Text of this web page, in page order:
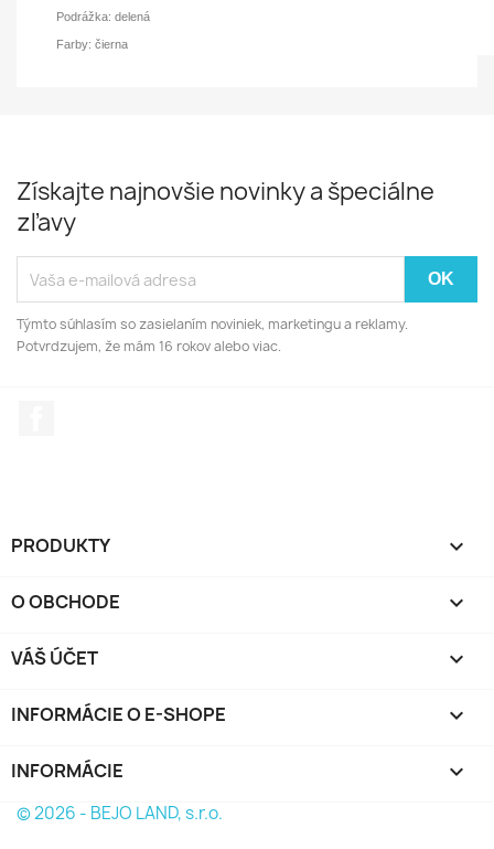
Podrážka: delená
Farby: čierna
Získajte najnovšie novinky a špeciálne
zľavy
Týmto súhlasím so zasielaním noviniek, marketingu a reklamy.
Potvrdzujem, že mám 16 rokov alebo viac.
PRODUKTY 
O OBCHODE 
VÁŠ ÚČET 
INFORMÁCIE O E-SHOPE keyboard_arrow_down
INFORMÁCIE 
© 2026 - BEJO LAND, s.r.o.